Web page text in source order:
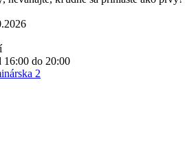
16:00 do 20:00
2